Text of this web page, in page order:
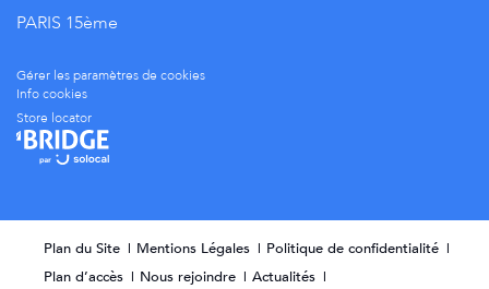
PARIS 15ème
Gérer les paramètres de cookies
Info cookies
Store locator
Plan du Site Mentions Légales
Politique de confidentialité
Plan d’accès
Nous rejoindre Actualités